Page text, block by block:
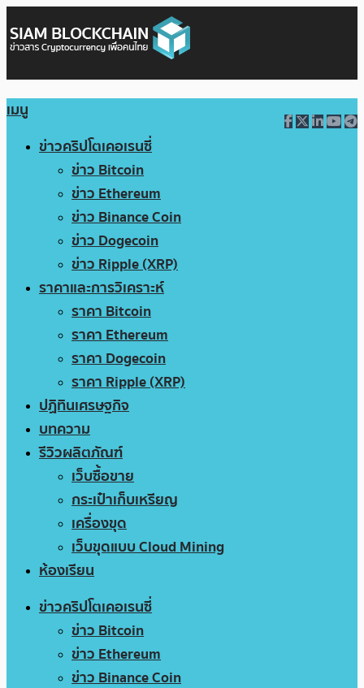
เมนู
ข่าวคริปโตเคอเรนซี่
ข่าว Bitcoin
ข่าว Ethereum
ข่าว Binance Coin
ข่าว Dogecoin
ข่าว Ripple (XRP)
ราคาและการวิเคราะห์
ราคา Bitcoin
ราคา Ethereum
ราคา Dogecoin
ราคา Ripple (XRP)
ปฏิทินเศรษฐกิจ
บทความ
รีวิวผลิตภัณฑ์
เว็บซื้อขาย
กระเป๋าเก็บเหรียญ
เครื่องขุด
เว็บขุดแบบ Cloud Mining
ห้องเรียน
ข่าวคริปโตเคอเรนซี่
ข่าว Bitcoin
ข่าว Ethereum
ข่าว Binance Coin